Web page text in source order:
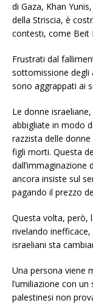
di Gaza, Khan
della Striscia, è
contesti, come Beit
Frustrati dal
sottomissione degli
sono aggrappati ai
Le donne
abbigliate in modo
razzista delle
figli morti. Questa
dall’immaginazione
ancora insiste sul
pagando il prezzo
Questa volta, però,
rivelando
israeliani sta
Una persona viene
l’umiliazione con
palestinesi non